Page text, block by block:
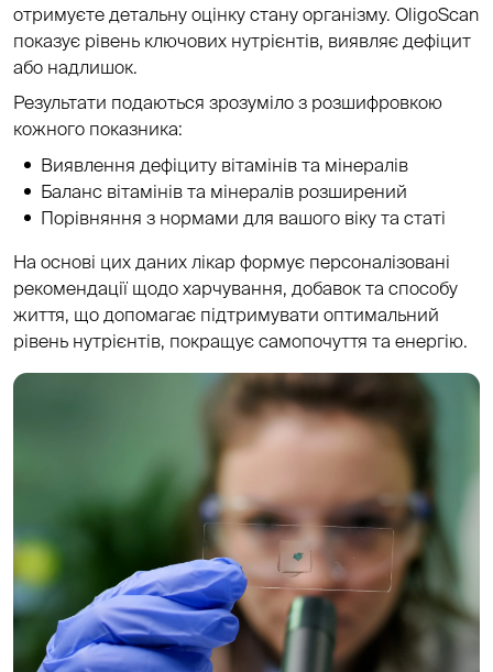
отримуєте детальну оцінку стану організму. OligoScan
показує рівень ключових нутрієнтів, виявляє дефіцит
або надлишок.
Результати подаються зрозуміло з розшифровкою
кожного показника:
Виявлення дефіциту вітамінів та мінералів
Баланс вітамінів та мінералів розширений
Порівняння з нормами для вашого віку та статі
На основі цих даних лікар формує персоналізовані
рекомендації щодо харчування, добавок та способу
життя, що допомагає підтримувати оптимальний
рівень нутрієнтів, покращує самопочуття та енергію.